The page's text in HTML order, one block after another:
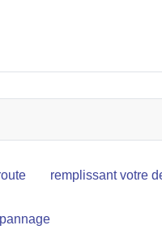
remplissant votre